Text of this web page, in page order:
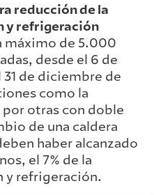
reducción de la
y refrigeración
máximo de 5.000
desde el 6 de
31 de diciembre de
como la
otras con doble
de una caldera
haber alcanzado
el 7% de la
y refrigeración.